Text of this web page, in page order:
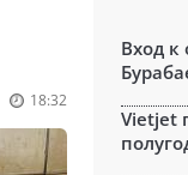
18:32
Вход к
Vietjet